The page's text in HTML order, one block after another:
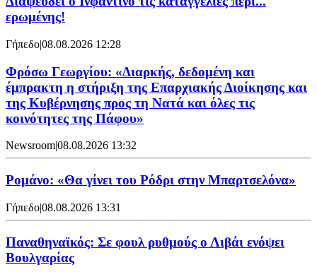
ερωμένης!
Γήπεδο|08.08.2026 12:28
Φρόσω Γεωργίου: «Διαρκής, δεδομένη και
έμπρακτη η στήριξη της Επαρχιακής Διοίκησης και
της Κυβέρνησης προς τη Νατά και όλες τις
κοινότητες της Πάφου»
Newsroom|08.08.2026 13:32
Ρομάνο: «Θα γίνει του Ρόδρι στην Μπαρτσελόνα»
Γήπεδο|08.08.2026 13:31
Παναθηναϊκός: Σε φουλ ρυθμούς ο Λιβάι ενόψει
Βουλγαρίας